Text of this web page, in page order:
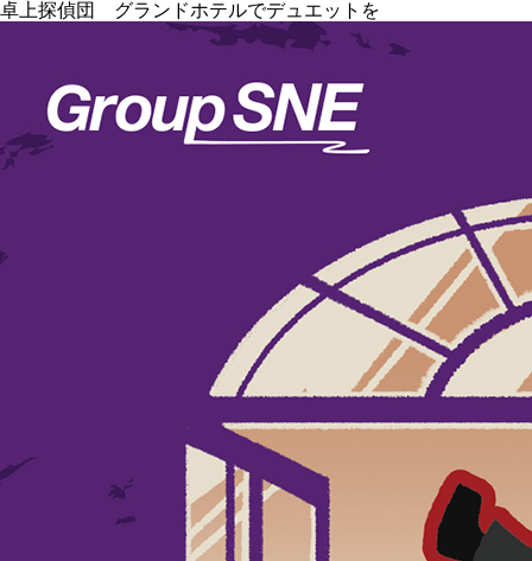
卓上探偵団 グランドホテルでデュエットを